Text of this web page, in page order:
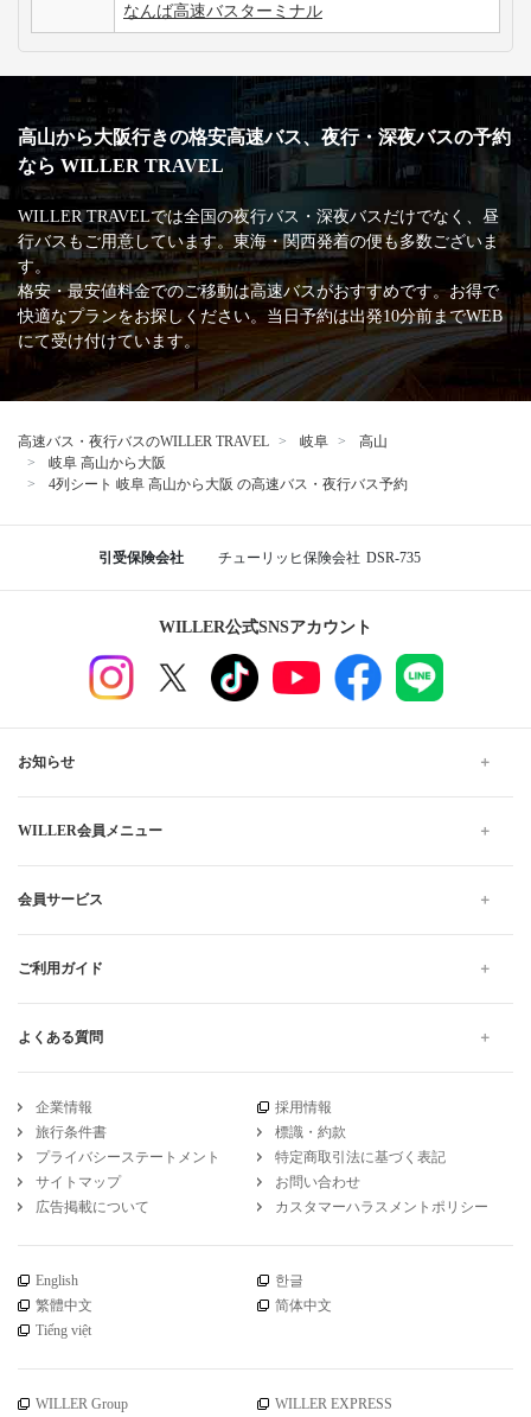
なんば高速バスターミナル
高山から大阪行きの格安高速バス、夜行・深夜バスの予約
なら WILLER TRAVEL
WILLER TRAVELでは全国の夜行バス・深夜バスだけでなく、昼
行バスもご用意しています。東海・関西発着の便も多数ございま
す。
格安・最安値料金でのご移動は高速バスがおすすめです。お得で
快適なプランをお探しください。当日予約は出発10分前までWEB
にて受け付けています。
高速バス・夜行バスのWILLER TRAVEL 岐阜
高山
岐阜 高山から大阪
4列シート 岐阜 高山から大阪 の高速バス・夜行バス予約
引受保険会社 チューリッヒ保険会社 DSR-735
WILLER公式SNSアカウント
お知らせ
WILLER会員メニュー
会員サービス
ご利用ガイド
よくある質問
企業情報
採用情報
旅行条件書
標識・約款
プライバシーステートメント
特定商取引法に基づく表記
サイトマップ
お問い合わせ
広告掲載について
カスタマーハラスメントポリシー
English
한글
繁體中文
简体中文
Tiếng việt
WILLER Group WILLER EXPRESS